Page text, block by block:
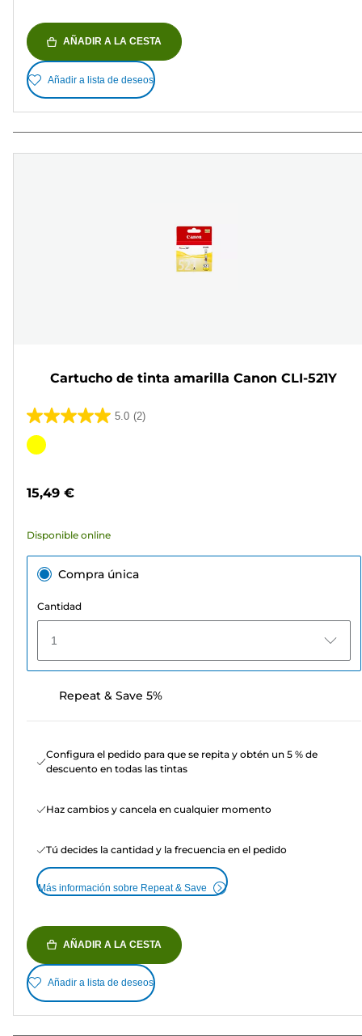
AÑADIR A LA CESTA
Añadir a lista de deseos
Cartucho de tinta amarilla Canon CLI-521Y
5.0 (2)
5.0
de
2
Cartucho
15,49 €
Disponible online
Compra única
Cantidad
1
Repeat & Save 5%
Configura el pedido para que se repita y obtén un 5 % de
descuento en todas las tintas
Haz cambios y cancela en cualquier momento
Tú decides la cantidad y la frecuencia en el pedido
Más información sobre Repeat & Save
AÑADIR A LA CESTA
Añadir a lista de deseos